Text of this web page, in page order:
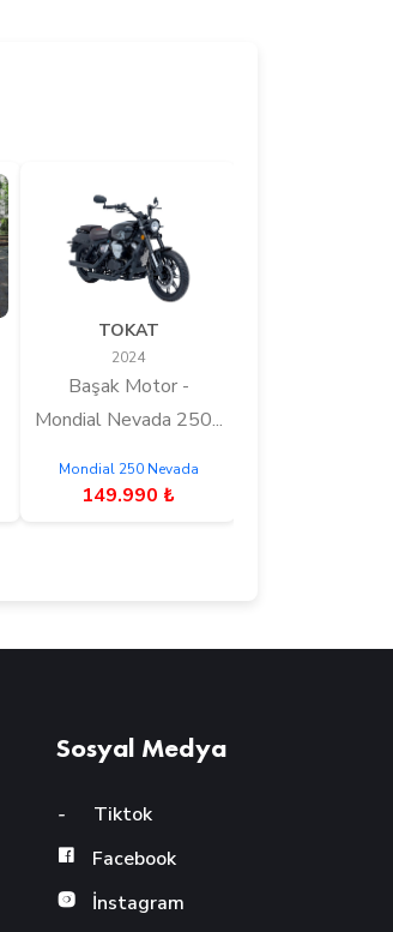
TOKAT
2024
Başak Motor -
Mondial Nevada 250...
Mondial 250 Nevada
149.990 ₺
Sosyal Medya
-
Tiktok
Facebook
İnstagram